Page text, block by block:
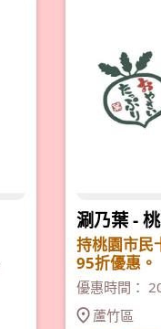
涮乃葉 -
持桃園市民
95折優惠。
優惠時間：
蘆竹區